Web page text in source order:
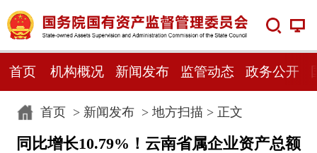
首页 机构概况 新闻发布 监管动态 政务公开
首页> 新闻发布> 地方扫描 > 正文
同比增长10.79%！云南省属企业资产总额